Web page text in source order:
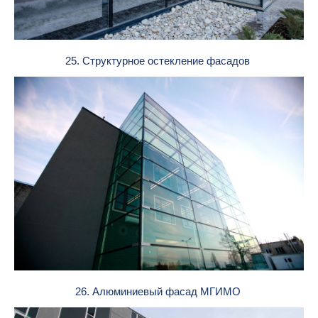
25. Структурное остекление фасадов
26. Алюминиевый фасад МГИМО